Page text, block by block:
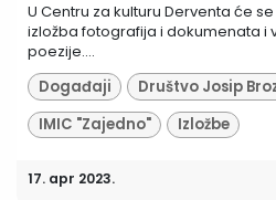
U Centru za kulturu Derventa će
izložba fotografija i dokumenata i
poezije....
Događaji
Društvo Josip
IMIC "Zajedno"
Izložbe
17. apr 2023.